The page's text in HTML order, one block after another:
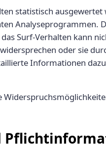
statistisch ausgewertet
Analyseprogrammen.
Surf-Verhalten kann
oder sie
Informationen